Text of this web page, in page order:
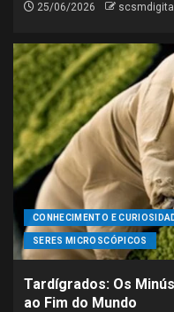
25/06/2026 scsmdigital
CONHECIMENTO E
SERES MICROSCÓPICOS
Tardígrados: Os
ao Fim do Mundo